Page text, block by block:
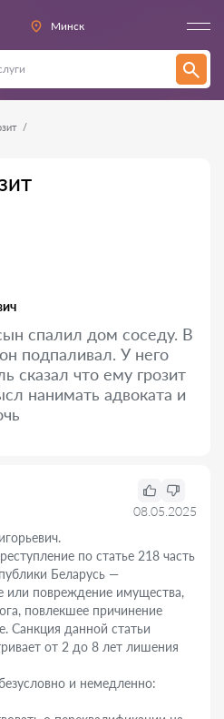
Минск
спалил дом соседу. В
подпаливал. У него
сказал что ему грозит
нанимать адвоката и
08.05.2025
по статье 218 часть
Беларусь —
повреждение имущества,
повлекшее причинение
Санкция данной статьи
от 2 до 8 лет лишения
и немедленно: